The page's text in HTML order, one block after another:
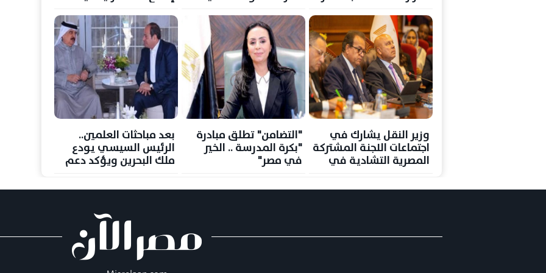
وزير النقل يشارك في
اجتماعات اللجنة المشتركة
المصرية التشادية في
"التضامن" تطلق مبادرة
"بكرة المدرسة .. الخير
في مصر"
بعد مباحثات العلمين..
الرئيس السيسي يودع
ملك البحرين ويؤكد دعم